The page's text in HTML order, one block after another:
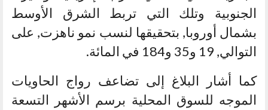
الجنوبية وتلك التي تربط الشرق الأوسط
بشمال أوروبا, بتحقيقها لنسب نمو ناهزت, على
التوالي, 19 و35 و184 في المائة.
كما أشار البلاغ إلى تضاعف رواج الحاويات
الموجه للسوق المحلية برسم الأشهر التسعة